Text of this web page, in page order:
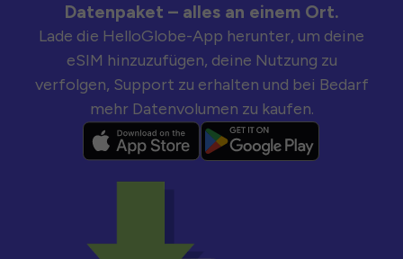
Datenpaket – alles an einem Ort.
Lade die HelloGlobe-App herunter, um deine
eSIM hinzuzufügen, deine Nutzung zu
verfolgen, Support zu erhalten und bei Bedarf
mehr Datenvolumen zu kaufen.